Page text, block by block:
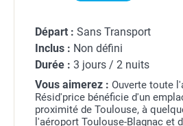
Départ : Sans Transport
Inclus : Non défini
Durée : 3 jours / 2 nuits
Vous aimerez : Ouverte toute
Résid'price bénéficie d'un
proximité de Toulouse, à
l'aéroport Toulouse-Blagnac et